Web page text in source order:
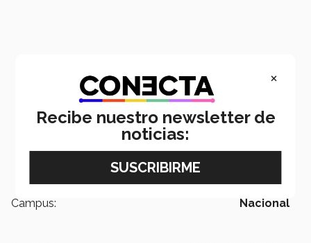
Campus: Nacional
×
Recibe nuestro newsletter de
noticias: